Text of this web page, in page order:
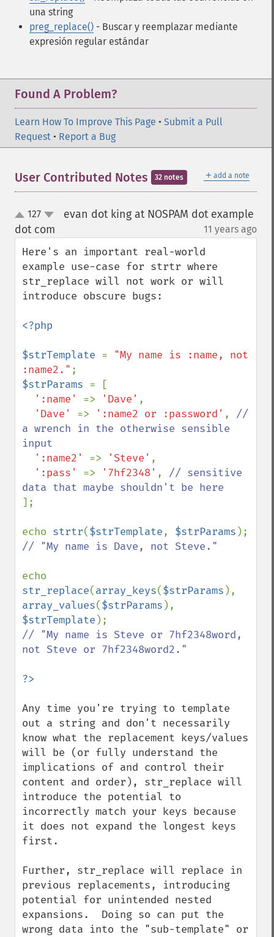
una string
preg_replace() - Buscar y reemplazar mediante
expresión regular estándar
Found A Problem?
Learn How To Improve This Page • Submit a Pull
Request • Report a Bug
＋ add a note
User Contributed Notes 32 notes
up
down
127
evan dot king at NOSPAM dot example
dot com
11 years ago
Here's an important real-world
example use-case for strtr where
str_replace will not work or will
introduce obscure bugs:
<?php
$strTemplate = "My name is :name, not
:name2."
$strParams = [
':name' => 'Dave' ,
'Dave' => ':name2 or :password' , //
a wrench in the otherwise sensible
input
':name2' => 'Steve' ,
':pass' => '7hf2348' , // sensitive
];
echo strtr($strTemplate, $strParams
// "My name is Dave, not Steve."
str_replace(array_keys($strParams
array_values($strParams
$strTemplate
// "My name is Steve or 7hf2348word,
not Steve or 7hf2348word2."
Any time you're trying to template
out a string and don't necessarily
know what the replacement keys/values
will be (or fully understand the
implications of and control their
content and order), str_replace will
introduce the potential to
incorrectly match your keys because
it does not expand the longest keys
first.
Further, str_replace will replace in
previous replacements, introducing
potential for unintended nested
expansions.  Doing so can put the
wrong data into the "sub-template" or